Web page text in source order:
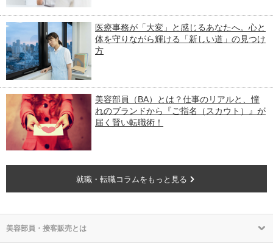
医療事務が「大変」と感じるあなたへ。心と
体を守りながら輝ける「新しい道」の見つけ
方
美容部員（BA）とは？仕事のリアルと、憧
れのブランドから『ご指名（スカウト）』が
届く賢い転職術！
就職・転職コラムをもっと見る
美容部員・接客販売とは